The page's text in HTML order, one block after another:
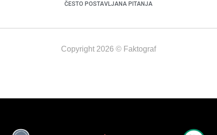
ČESTO POSTAVLJANA PITANJA
Copyright 2026 © Faktograf